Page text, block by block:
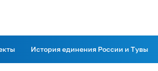
История единения России и Тувы